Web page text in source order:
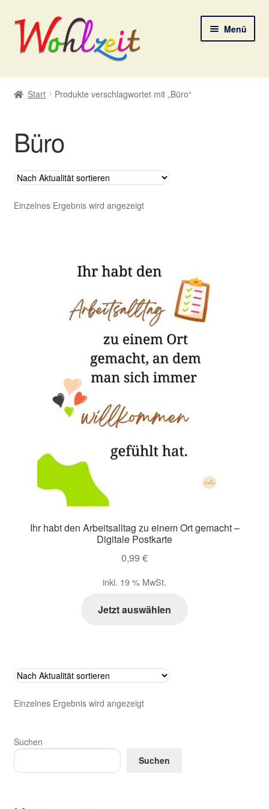
Zur
Navigation
springen
Zum
Inhalt
springen
Menü
Start
Datenschutzerklärung
Deine Auswahl
Digitale Lebenspostkarten
Gutscheine und Aktionen
Richtlinie für Rückerstattungen und Rückgaben
Versandarten
Vertrag widerrufen
Widerrufsbelehrung
Start Produkte verschlagwortet mit „Büro“
Büro
Einzelnes Ergebnis wird angezeigt
Ihr habt den Arbeitsalltag zu einem Ort gemacht –
Digitale Postkarte
0,99 €
inkl. 19 % MwSt.
Jetzt auswählen
Einzelnes Ergebnis wird angezeigt
Suchen
Suchen